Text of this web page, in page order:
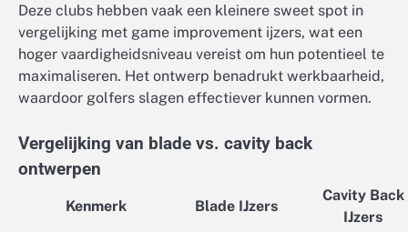
Deze clubs hebben vaak een kleinere sweet spot in
vergelijking met game improvement ijzers, wat een
hoger vaardigheidsniveau vereist om hun potentieel te
maximaliseren. Het ontwerp benadrukt werkbaarheid,
waardoor golfers slagen effectiever kunnen vormen.
Vergelijking van blade vs. cavity back
ontwerpen
Kenmerk Blade IJzers
Cavity Back
IJzers